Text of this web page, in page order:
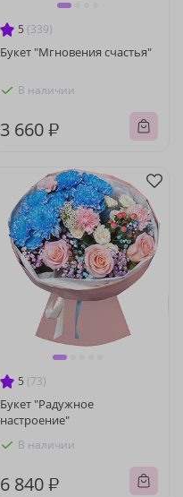
5 (339)
Букет "Мгновения счастья"
В наличии
3 660 ₽
5 (73)
Букет "Радужное
настроение"
В наличии
6 840 ₽